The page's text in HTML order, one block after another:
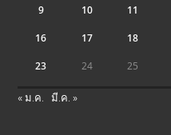
9 10 11
16 17 18
23 24 25
« ม.ค. มี.ค. »